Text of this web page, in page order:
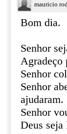
mauricio
Bom dia.
Senhor
Agradeço
Senhor
Senhor
ajudaram.
Senhor
Deus seja